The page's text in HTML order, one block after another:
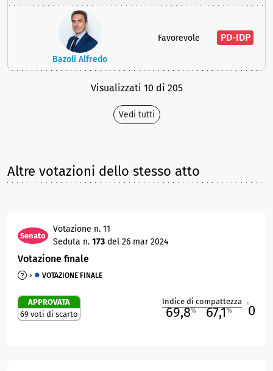
Bazoli Alfredo
Favorevole PD-IDP
Visualizzati 10 di 205
Vedi tutti
Altre votazioni dello stesso atto
Senato
Votazione n. 11
Seduta n. 173 del 26 mar 2024
Votazione finale
VOTAZIONE FINALE
APPROVATA
69 voti di scarto
Indice di compattezza
69,8% 67,1% 0